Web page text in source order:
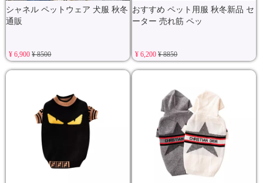
シャネル ペットウェア 犬服 秋冬
通販
¥ 6,900¥ 8500
おすすめ ペット用服 秋冬新品 セ
ーター 売れ筋 ペッ
¥ 6,200¥ 8850